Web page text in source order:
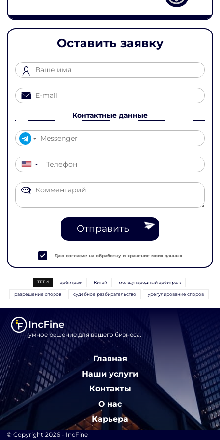
Оставить заявку
Контактные данные
▼
Отправить
Даю согласие на обработку и хранение моих данных
ТЕГИ арбитраж Китай международный арбитраж
разрешение споров судебное разбирательство урегулирование споров
— умное решение для вашего бизнеса.
Главная
Наши услуги
Контакты
О нас
Карьера
© Copyright 2026 - IncFine